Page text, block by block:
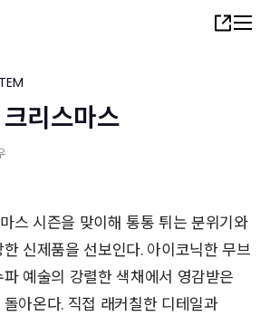
Share
리스마스
스 시즌을 맞이해 통통 튀는 분위기와
신제품을 선보인다. 아이코닉한 무브
예술의 강렬한 색채에서 영감받은
아온다. 직접 래커칠한 디테일과